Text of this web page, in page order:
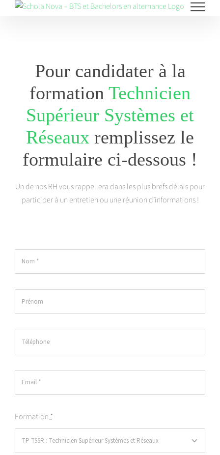
Pour candidater à la
formation Technicien
Supérieur Systèmes et
Réseaux remplissez le
formulaire ci-dessous !
Un de nos RH vous rappellera dans les plus brefs délais pour
participer à un entretien ou une réunion d’informations !
Formation*